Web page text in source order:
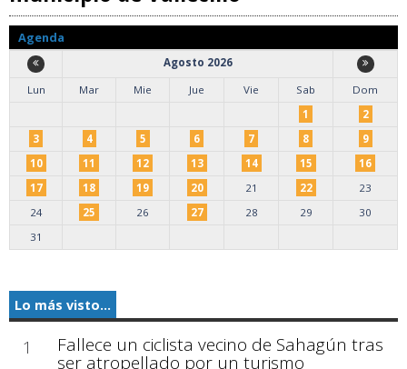
Agenda
Agosto 2026
Lun
Mar Mie Jue Vie Sab
Dom
1
2
3
4 5 6 7 8
9
10
11 12 13 14 15
16
17
18 19 20 21 22
23
24
25 26 27 28 29
30
31
Lo más visto...
1 Fallece un ciclista vecino de Sahagún tras
ser atropellado por un turismo